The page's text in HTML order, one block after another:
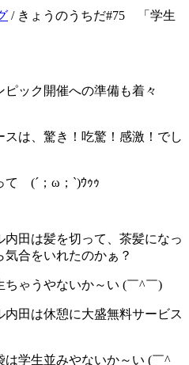
/ きょうのうちだ#75 「学生
ック開催への準備も着々
は、驚き！吃驚！感激！でし
て (´；ω；`)ｳｩｩ
田は髪を切って、茶髪になっ
合をいれたのかぁ？
いか～い (￣^￣)
大盛無料サービス
ないか～い (￣^